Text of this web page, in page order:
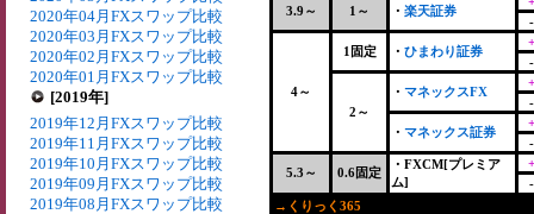
2020年04月FXスワップ比較
2020年03月FXスワップ比較
2020年02月FXスワップ比較
2020年01月FXスワップ比較
[2019年]
2019年12月FXスワップ比較
2019年11月FXスワップ比較
2019年10月FXスワップ比較
2019年09月FXスワップ比較
2019年08月FXスワップ比較
3.9～ 1～ ・ 楽天証券
4～
1固定 ・ ひまわり証券
2～
・ マネックスFX
・ マネックス証券
5.3～ 0.6固定
・FXCM[プレミア
ム]
→くりっく365